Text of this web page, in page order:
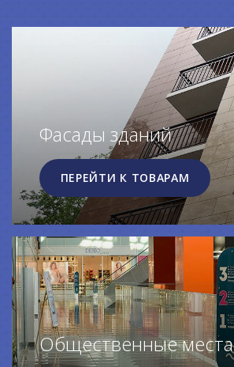
Фасады зданий
ПЕРЕЙТИ К ТОВАРАМ
Общественные места